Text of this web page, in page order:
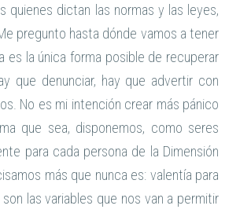
quienes dictan las normas y las leyes,
pregunto hasta dónde vamos a tener
es la única forma posible de recuperar
que denunciar, hay que advertir con
No es mi intención crear más pánico
que sea, disponemos, como seres
para cada persona de la Dimensión
más que nunca es: valentía para
las variables que nos van a permitir